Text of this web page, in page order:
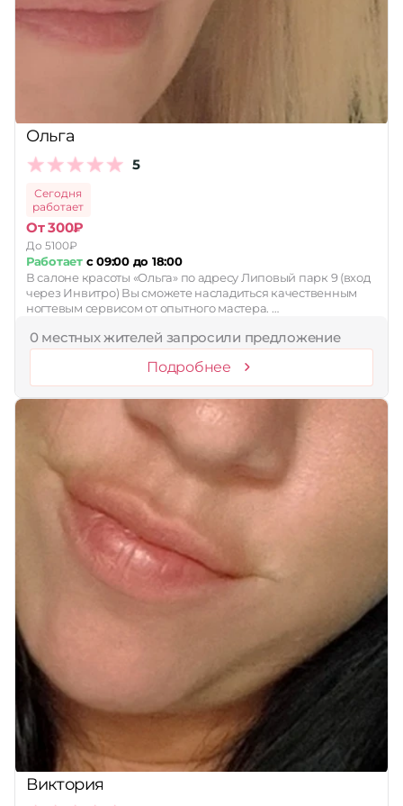
Ольга
5
Сегодня
работает
От 300₽
До 5100₽
Работаетс 09:00 до 18:00
В салоне красоты «Ольга» по адресу Липовый парк 9 (вход
через Инвитро) Вы сможете насладиться качественным
ногтевым сервисом от опытного мастера. …
0 местных жителей запросили предложение
Подробнее
Виктория